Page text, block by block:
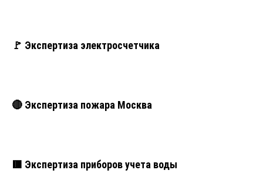
🚩 Экспертиза электросчетчика
🔴 Экспертиза пожара Москва
🟥 Экспертиза приборов учета воды